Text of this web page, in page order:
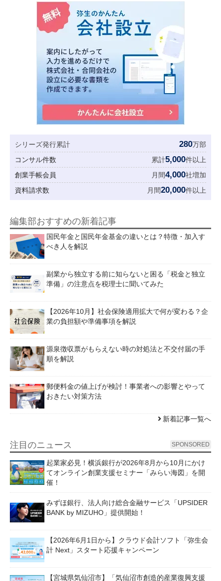
シリーズ発行累計 280万部
コンサル件数
累計5,000件以上
創業手帳会員
月間4,000社増加
資料請求数
月間20,000件以上
編集部おすすめの新着記事
国民年金と国民年金基金の違いとは？特徴・加入す
べき人を解説
副業から独立する前に知らないと困る「税金と独立
準備」の注意点を税理士に聞いてみた
【2026年10月】社会保険適用拡大で何が変わる？企
業の負担額や準備事項を解説
源泉徴収票がもらえない時の対処法と不交付届の手
順を解説
郵便料金の値上げが検討！事業者への影響とやって
おきたい対策方法
新着記事一覧へ
注目のニュース SPONSORED
起業家必見！横浜銀行が2026年8月から10月にかけ
てオンライン創業支援セミナー「みらい海図」を開
催！
みずほ銀行、法人向け総合金融サービス「UPSIDER
BANK by MIZUHO」提供開始！
【2026年6月1日から】クラウド会計ソフト「弥生会
計 Next」スタート応援キャンペーン
【宮城県気仙沼市】「気仙沼市創造的産業復興支援